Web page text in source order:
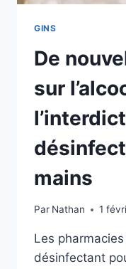
GINS
De
sur
mains
Par Nathan 1
Les
désinfectant